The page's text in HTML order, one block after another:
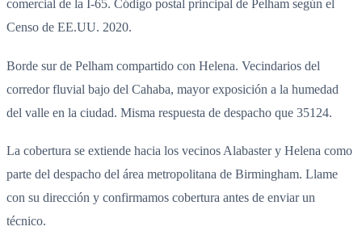
comercial de la I-65. Código postal principal de Pelham según el
Censo de EE.UU. 2020.
Borde sur de Pelham compartido con Helena. Vecindarios del
corredor fluvial bajo del Cahaba, mayor exposición a la humedad
del valle en la ciudad. Misma respuesta de despacho que 35124.
La cobertura se extiende hacia los vecinos Alabaster y Helena como
parte del despacho del área metropolitana de Birmingham. Llame
con su dirección y confirmamos cobertura antes de enviar un
técnico.